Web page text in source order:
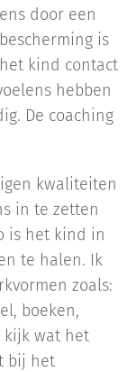
door een
is
kind contact
hebben
De coaching
kwaliteiten
in te zetten
is het kind in
te halen. Ik
zoals:
boeken,
kijk wat het
bij het